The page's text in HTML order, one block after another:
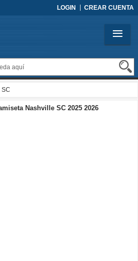
LOGIN CREAR CUENTA
Nashville SC 2025 2026